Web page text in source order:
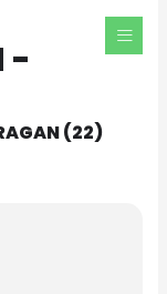
-
(22)